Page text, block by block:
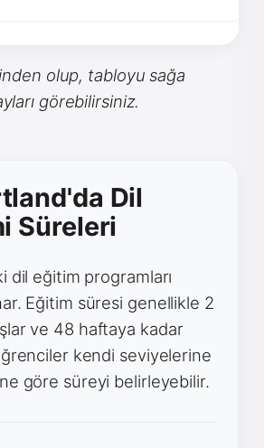
olup, tabloyu sağa
görebilirsiniz.
Dil
Süreleri
dil eğitim programları
Eğitim süresi genellikle 2
ve 48 haftaya kadar
kendi seviyelerine
göre süreyi belirleyebilir.